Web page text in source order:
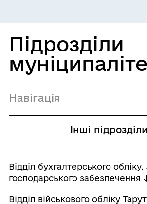
Підрозділи
Навігація
Відділ бухгалтерського обліку,
господарського забезпечення
Відділ військового обліку
Інші підрозділи